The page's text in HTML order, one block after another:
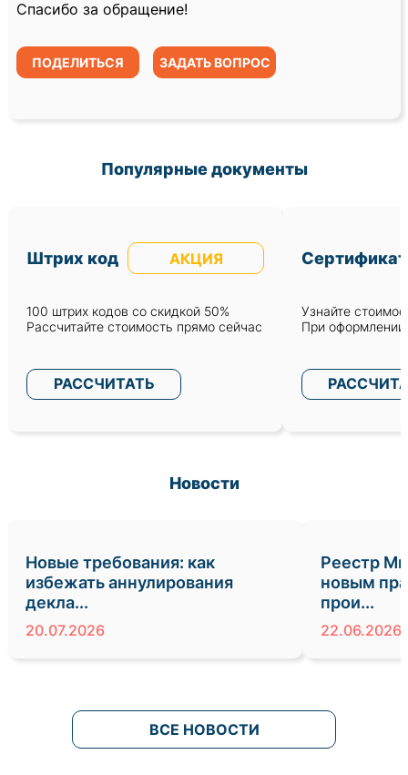
Спасибо за обращение!
ПОДЕЛИТЬСЯ ЗАДАТЬ ВОПРОС
Популярные документы
Узнайте
При оформлении
Штрих код АКЦИЯ
100 штрих кодов со скидкой 50%
Рассчитайте стоимость прямо сейчас
РАССЧИТАТЬ
Новости
Новые требования: как
избежать аннулирования
декла...
20.07.2026
Реестр
новым
прои...
22.06.2026
ВСЕ НОВОСТИ